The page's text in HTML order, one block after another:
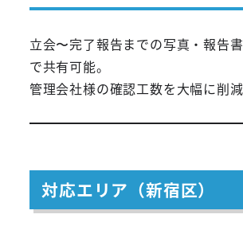
立会〜完了報告までの写真・報告
で共有可能。
管理会社様の確認工数を大幅に削減
対応エリア（新宿区）